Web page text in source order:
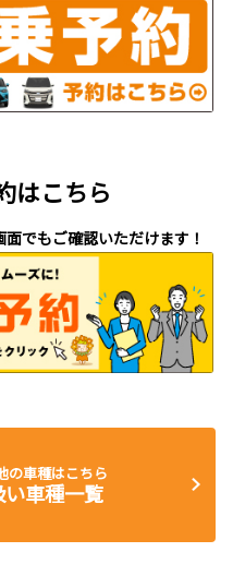
はこちら
でもご確認いただけます！
の車種はこちら
車種一覧